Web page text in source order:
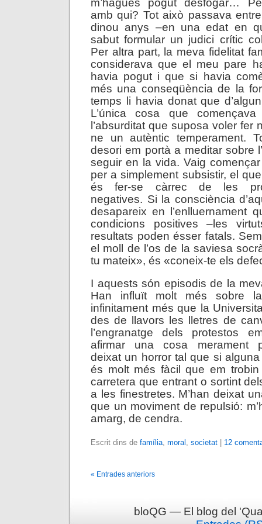
m’hagués pogut desfogar…
amb qui? Tot això passava
dinou anys –en una edat en
sabut formular un judici crític
Per altra part, la meva fidelitat
considerava que el meu pare
havia pogut i que si havia
més una conseqüència de la
temps li havia donat que
L’única cosa que començava
l’absurditat que suposa voler fer
ne un autèntic temperament.
desori em portà a meditar sobre
seguir en la vida. Vaig començar
per a simplement subsistir, el
és fer-se càrrec de les
negatives. Si la consciència
desapareix en l’enlluernament
condicions positives –les
resultats poden ésser fatals.
el moll de l’os de la saviesa
tu mateix», és «coneix-te els
I aquests són episodis de la
Han influït molt més sobre
infinitament més que la
des de llavors les lletres de
l’engranatge dels protestos
afirmar una cosa merament
deixat un horror tal que si
és molt més fàcil que em
carretera que entrant o sortint
a les finestretes. M’han deixat
que un moviment de repulsió:
amarg, de cendra.
Escrit dins de família, moral , societat 12
« Entrades anteriors
bloQG — El blog del